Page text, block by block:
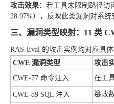
攻击效果：若工具未限制路径访
28.97%），反映此类漏洞对系统
三、漏洞类型映射：11 类
RAS-Eval 的攻击实例均对应具
CWE 漏洞类型
攻击
CWE-77 命令注入
在工
CWE-89 SQL 注入 篡改